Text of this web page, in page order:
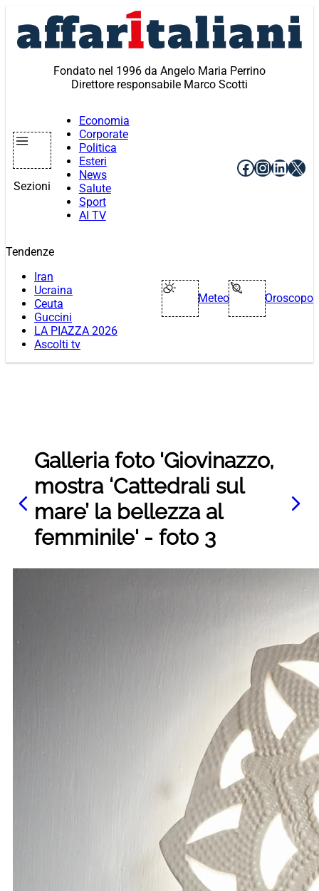
contenuto
Fondato nel 1996 da Angelo Maria Perrino
Direttore responsabile Marco Scotti
Sezioni
Economia
Corporate
Politica
Esteri
News
Salute
Sport
AI TV
Facebook
X
Tendenze
Iran
Ucraina
Ceuta
Guccini
LA PIAZZA 2026
Ascolti tv
Meteo Oroscopo
Galleria foto 'Giovinazzo,
mostra ‘Cattedrali sul
mare’ la bellezza al
femminile' - foto 3